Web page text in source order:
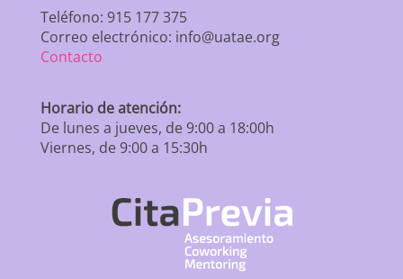
Teléfono: 915 177 375
Correo electrónico: info@uatae.org
Contacto
Horario de atención:
De lunes a jueves, de 9:00 a 18:00h
Viernes, de 9:00 a 15:30h